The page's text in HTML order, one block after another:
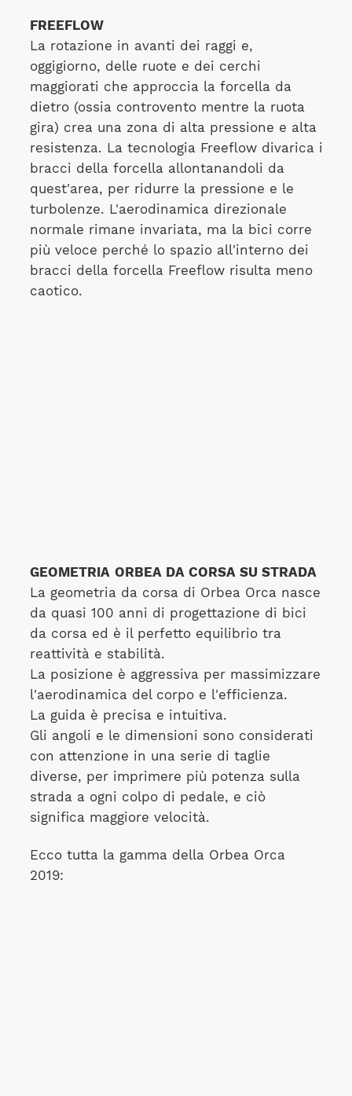
FREEFLOW
La rotazione in avanti dei raggi e,
oggigiorno, delle ruote e dei cerchi
maggiorati che approccia la forcella da
dietro (ossia controvento mentre la ruota
gira) crea una zona di alta pressione e alta
resistenza. La tecnologia Freeflow divarica i
bracci della forcella allontanandoli da
quest'area, per ridurre la pressione e le
turbolenze. L'aerodinamica direzionale
normale rimane invariata, ma la bici corre
più veloce perché lo spazio all'interno dei
bracci della forcella Freeflow risulta meno
caotico.
GEOMETRIA ORBEA DA CORSA SU STRADA
La geometria da corsa di Orbea Orca nasce
da quasi 100 anni di progettazione di bici
da corsa ed è il perfetto equilibrio tra
reattività e stabilità.
La posizione è aggressiva per massimizzare
l'aerodinamica del corpo e l'efficienza.
La guida è precisa e intuitiva.
Gli angoli e le dimensioni sono considerati
con attenzione in una serie di taglie
diverse, per imprimere più potenza sulla
strada a ogni colpo di pedale, e ciò
significa maggiore velocità.
Ecco tutta la gamma della Orbea Orca
2019: